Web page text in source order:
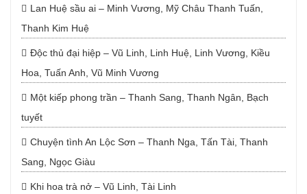
Lan Huệ sầu ai – Minh Vương, Mỹ Châu Thanh Tuấn,
Thanh Kim Huệ
Độc thủ đại hiệp – Vũ Linh, Linh Huệ, Linh Vương, Kiều
Hoa, Tuấn Anh, Vũ Minh Vương
Một kiếp phong trần – Thanh Sang, Thanh Ngân, Bạch
tuyết
Chuyện tình An Lộc Sơn – Thanh Nga, Tấn Tài, Thanh
Sang, Ngọc Giàu
Khi hoa trà nở – Vũ Linh, Tài Linh